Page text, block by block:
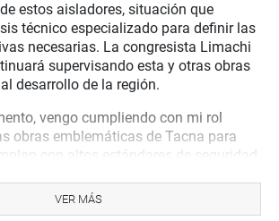
estos aisladores, situación que
técnico especializado para definir las
necesarias. La congresista Limachi
supervisando esta y otras obras
desarrollo de la región.
vengo cumpliendo con mi rol
obras emblemáticas de Tacna para
con altos estándares de seguridad
recursos del Estado en beneficio de la
no nos puede ganar”, expresó la
VER MÁS